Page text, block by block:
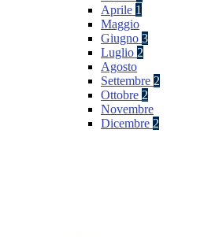
Aprile 1
Maggio
Giugno 3
Luglio 2
Agosto
Settembre 2
Ottobre 2
Novembre
Dicembre 2